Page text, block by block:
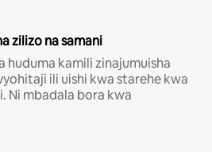
zilizo na samani
huduma kamili zinajumuisha
ili uishi kwa starehe kwa
Ni mbadala bora kwa